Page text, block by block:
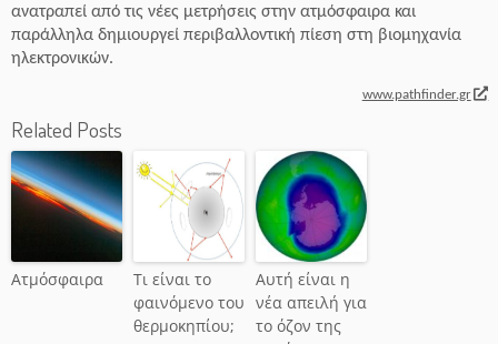
ανατραπεί από τις νέες μετρήσεις στην ατμόσφαιρα και
παράλληλα δημιουργεί περιβαλλοντική πίεση στη βιομηχανία
ηλεκτρονικών.
www.pathfinder.gr
Related Posts
Ατμόσφαιρα
Τι είναι το
φαινόμενο του
θερμοκηπίου;
Αυτή είναι η
νέα απειλή για
το όζον της